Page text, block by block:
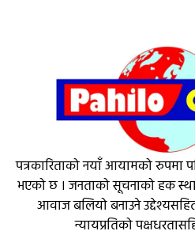
पत्रकारिताको नयाँ आयामको रुपमा
भएको छ । जनताको सूचनाको हक
आवाज बलियो बनाउने
न्यायप्रतिको